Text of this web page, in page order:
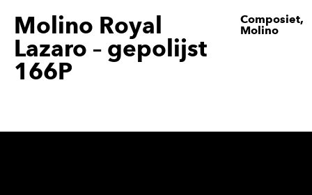
Molino Royal
Lazaro – gepolijst
166P
Composiet,
Molino